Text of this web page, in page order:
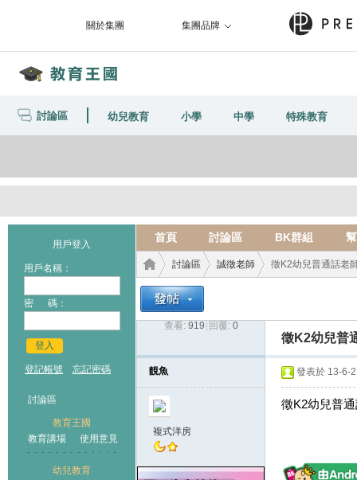
關於集團 集團品牌
討論區 幼兒教育 小學 中學 特殊教育
用戶登入
用戶名稱：
密 碼：
登入
登記帳號 忘記密碼
討論區
教育王國
教育講場
使用意見
幼兒教育
首頁 討論區 BK群組
討論區
›
誠徵老師 徵K2幼兒普通話老
查看: 919 回覆: 0
徵K2幼兒普
靚魚
複式洋房
發表於 13-6-
徵K2幼兒普